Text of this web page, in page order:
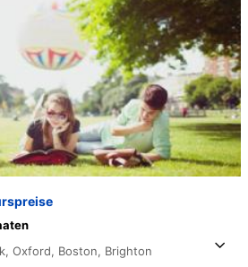
Oxford, Boston, Brighton